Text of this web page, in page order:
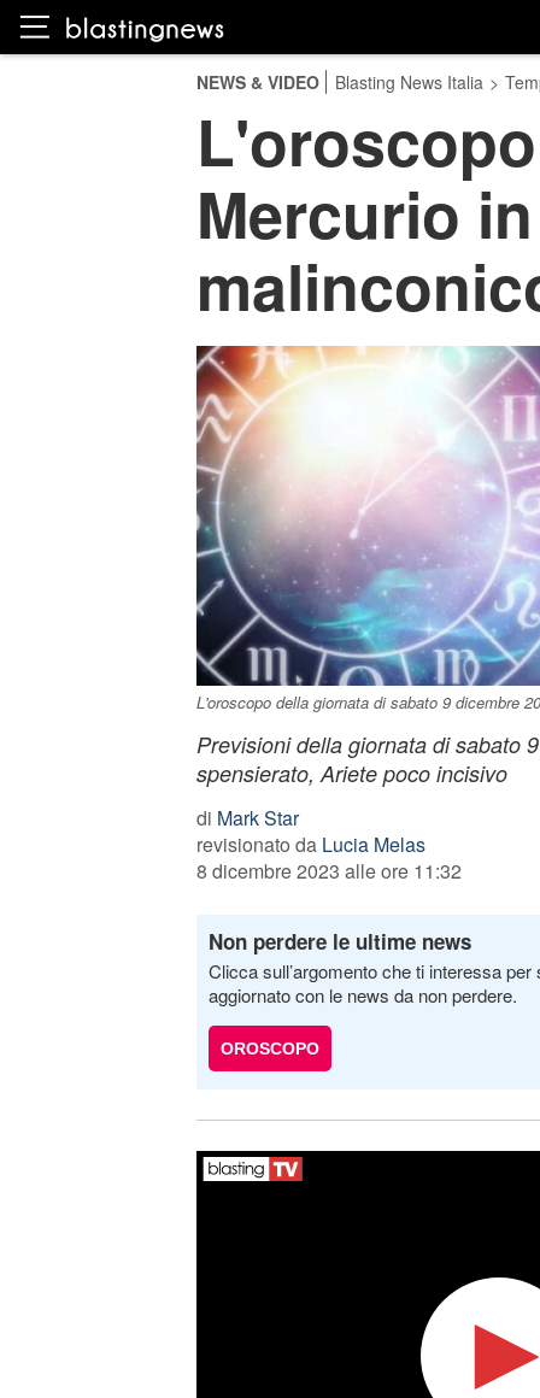
NEWS & VIDEO Blasting News Italia >
Mercurio
L'oroscopo della giornata di sabato 9 dicembre
Previsioni della giornata di sabato
spensierato, Ariete poco incisivo
di Mark Star
revisionato da Lucia Melas
8 dicembre 2023 alle ore 11:32
Non perdere le ultime news
Clicca sull’argomento che ti interessa
aggiornato con le news da non perdere.
OROSCOPO